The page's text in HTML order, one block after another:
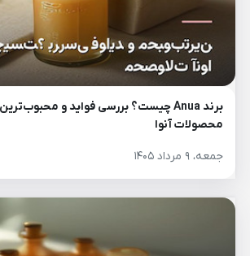
برند Anua چیست؟ بررسی فواید و محبوب‌ترین
محصولات آنوا
جمعه، ۹ مرداد ۱۴۰۵